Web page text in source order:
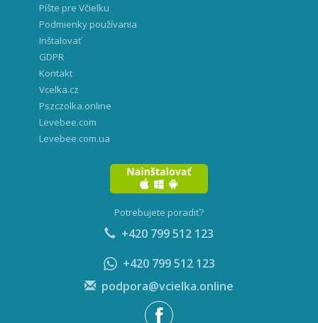
Píšte pre Včielku
Podmienky používania
Inštalovať
GDPR
Kontakt
Vcelka.cz
Pszczolka.online
Levebee.com
Levebee.com.ua
Potrebujete poradiť?
+420 799 512 123
+420 799 512 123
podpora@vcielka.online